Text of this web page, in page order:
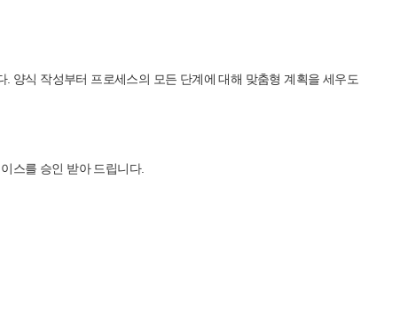
양식 작성부터 프로세스의 모든 단계에 대해 맞춤형 계획을 세우도
스를 승인 받아 드립니다.